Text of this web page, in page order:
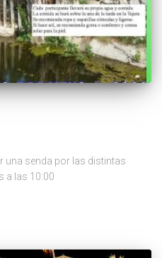
una senda por las distintas
a las 10:00